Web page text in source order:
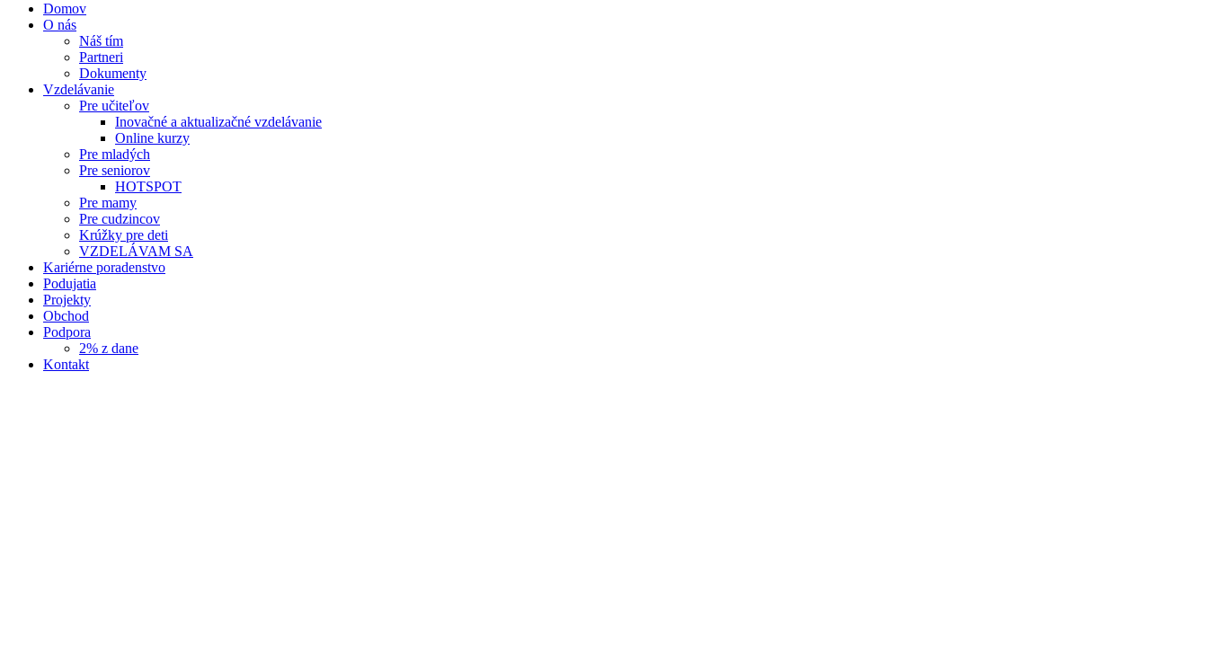
Domov
O nás
Náš tím
Partneri
Dokumenty
Vzdelávanie
Pre učiteľov
Inovačné a aktualizačné vzdelávanie
Online kurzy
Pre mladých
Pre seniorov
HOTSPOT
Pre mamy
Pre cudzincov
Krúžky pre deti
VZDELÁVAM SA
Kariérne poradenstvo
Podujatia
Projekty
Obchod
Podpora
2% z dane
Kontakt